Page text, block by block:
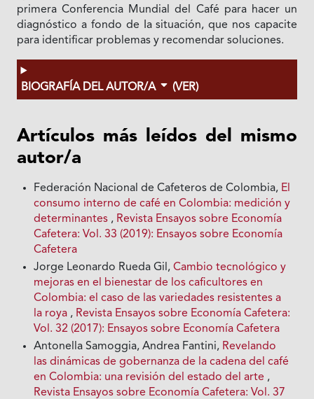
primera Conferencia Mundial del Café para hacer un
diagnóstico a fondo de Ia situación, que nos capacite
para identificar problemas y recomendar soluciones.
BIOGRAFÍA DEL AUTOR/A (VER)
Artículos más leídos del mismo
autor/a
Federación Nacional de Cafeteros de Colombia, El
consumo interno de café en Colombia: medición y
determinantes , Revista Ensayos sobre Economía
Cafetera: Vol. 33 (2019): Ensayos sobre Economía
Cafetera
Jorge Leonardo Rueda Gil,Cambio tecnológico y
mejoras en el bienestar de los caficultores en
Colombia: el caso de las variedades resistentes a
la roya , Revista Ensayos sobre Economía Cafetera:
Vol. 32 (2017): Ensayos sobre Economía Cafetera
Antonella Samoggia, Andrea Fantini, Revelando
las dinámicas de gobernanza de la cadena del café
en Colombia: una revisión del estado del arte ,
Revista Ensayos sobre Economía Cafetera: Vol. 37